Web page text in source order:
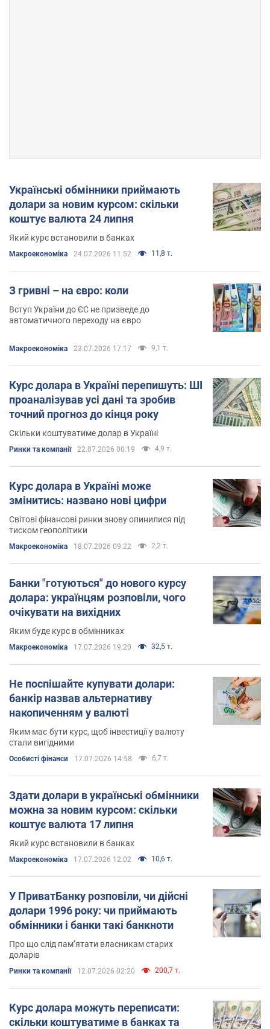
Українські обмінники приймають
долари за новим курсом: скільки
коштує валюта 24 липня
Який курс встановили в банках
Mакроекономіка 24.07.2026 11:52 11,8 т.
З гривні – на євро: коли
Вступ України до ЄС не призведе до
автоматичного переходу на євро
Mакроекономіка 23.07.2026 17:17 9,1 т.
Курс долара в Україні перепишуть: ШІ
проаналізував усі дані та зробив
точний прогноз до кінця року
Скільки коштуватиме долар в Україні
Ринки та компанії 22.07.2026 00:19 4,9 т.
Курс долара в Україні може
змінитись: названо нові цифри
Світові фінансові ринки знову опинилися під
тиском геополітики
Mакроекономіка 18.07.2026 09:22 2,2 т.
Банки "готуються" до нового курсу
долара: українцям розповіли, чого
очікувати на вихідних
Яким буде курс в обмінниках
Mакроекономіка 17.07.2026 19:20 32,5 т.
Не поспішайте купувати долари:
банкір назвав альтернативу
накопиченням у валюті
Яким має бути курс, щоб інвестиції у валюту
стали вигідними
Особисті фінанси 17.07.2026 14:58 6,7 т.
Здати долари в українські обмінники
можна за новим курсом: скільки
коштує валюта 17 липня
Який курс встановили в банках
Mакроекономіка 17.07.2026 12:02 10,6 т.
У ПриватБанку розповіли, чи дійсні
долари 1996 року: чи приймають
обмінники і банки такі банкноти
Про що слід пам’ятати власникам старих
доларів
Ринки та компанії 12.07.2026 02:20 200,7 т.
Курс долара можуть переписати:
скільки коштуватиме в банках та